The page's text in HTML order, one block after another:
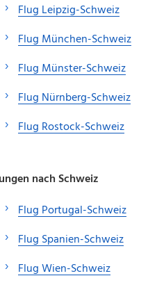
Flug Leipzig-Schweiz
Flug München-Schweiz
Flug Münster-Schweiz
Flug Nürnberg-Schweiz
Flug Rostock-Schweiz
nach Schweiz
Flug Portugal-Schweiz
Flug Spanien-Schweiz
Flug Wien-Schweiz